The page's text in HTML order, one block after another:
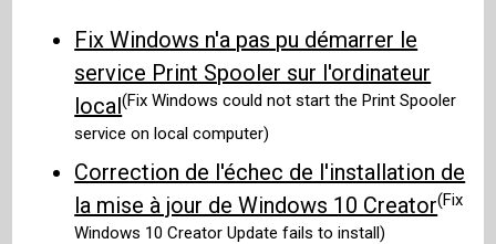
Fix Windows n'a pas pu démarrer le
service Print Spooler sur l'ordinateur
local(Fix Windows could not start the Print Spooler
service on local computer)
Correction de l'échec de l'installation de
la mise à jour de Windows 10 Creator(Fix
Windows 10 Creator Update fails to install)